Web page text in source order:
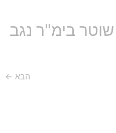
שוטר בימ"ר נגב
הבא ←